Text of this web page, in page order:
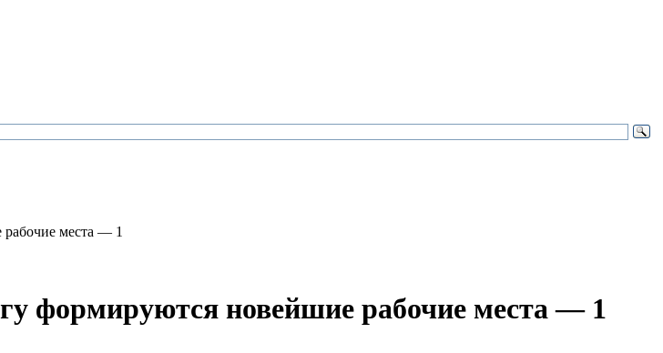
места — 1
формируются новейшие рабочие места — 1